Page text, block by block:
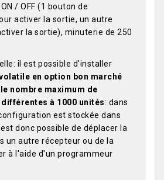
/ OFF (1 bouton de
activer la sortie, un autre
la sortie), minuterie de 250
il est possible d'installer
en option bon marché
nombre maximum de
à 1000 unités: dans
est stockée dans
donc possible de déplacer la
un autre récepteur ou de la
à l'aide d'un programmeur